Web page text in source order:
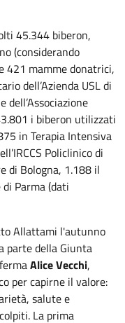
45.344 biberon,
(considerando
421 mamme donatrici,
dell’Azienda USL di
dell’Associazione
i biberon utilizzati
in Terapia Intensiva
Policlinico di
di Bologna, 1.188 il
Parma (dati
Allattami l'autunno
parte della Giunta
Alice Vecchi,
per capirne il valore:
salute e
La prima